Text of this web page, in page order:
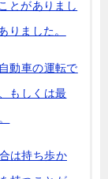
とがありまし
りました。
動車の運転で
もしくは最
は持ち歩か